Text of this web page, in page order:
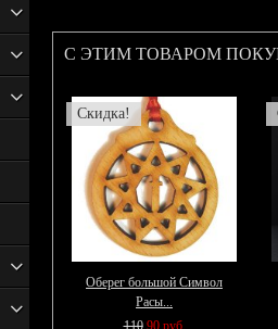
С ЭТИМ ТОВАРОМ
Скидка!
Оберег большой Символ
Расы...
110 90 руб.